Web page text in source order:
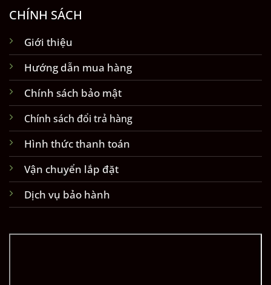
CHÍNH SÁCH
Giới thiệu
Hướng dẫn mua hàng
Chính sách bảo mật
Chính sách đổi trả hàng
Hình thức thanh toán
Vận chuyển lắp đặt
Dịch vụ bảo hành